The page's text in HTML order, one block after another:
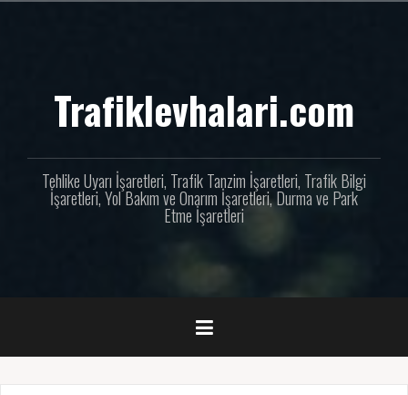
Trafiklevhalari.com
Tehlike Uyarı İşaretleri, Trafik Tanzim İşaretleri, Trafik Bilgi
İşaretleri, Yol Bakım ve Onarım İşaretleri, Durma ve Park
Etme İşaretleri